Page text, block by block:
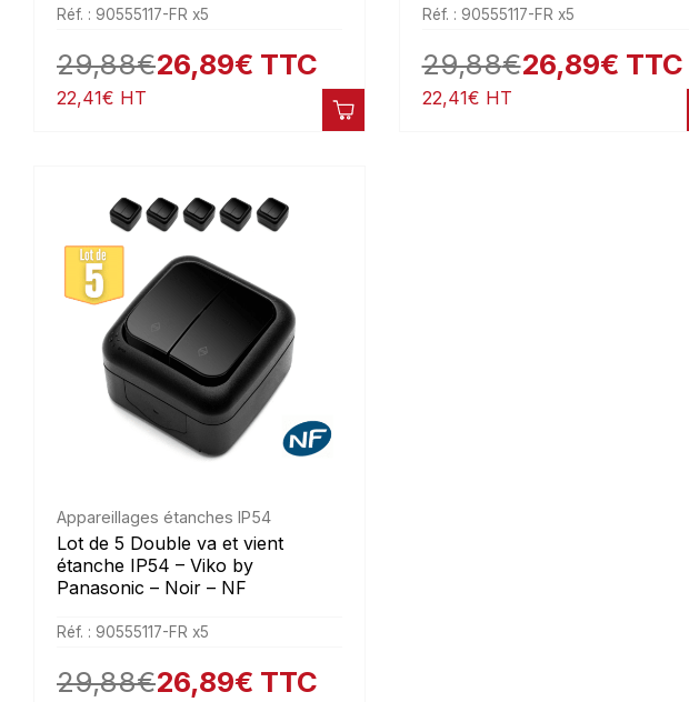
Réf. : 90555117-FR x5
29,88€26,89€ TTC
22,41€ HT
Réf. : 90555117-FR x5
29,88€26,89€ TTC
22,41€ HT
Appareillages étanches IP54
Lot de 5 Double va et vient
étanche IP54 – Viko by
Panasonic – Noir – NF
Réf. : 90555117-FR x5
29,88€26,89€ TTC